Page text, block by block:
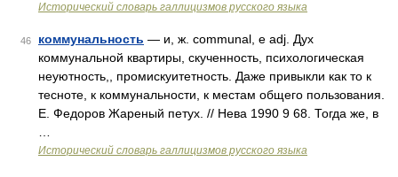
Исторический словарь галлицизмов русского языка
46 коммунальность — и, ж. communal, e adj. Дух
коммунальной квартиры, скученность, психологическая
неуютность,, промискуитетность. Даже привыкли как то к
тесноте, к коммунальности, к местам общего пользования.
Е. Федоров Жареный петух. // Нева 1990 9 68. Тогда же, в
Исторический словарь галлицизмов русского языка